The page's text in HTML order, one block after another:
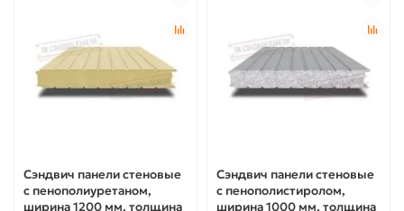
Сэндвич панели стеновые
с пенополиуретаном,
ширина 1200 мм, толщина
Сэндвич панели стеновые
с пенополистиролом,
ширина 1000 мм, толщина